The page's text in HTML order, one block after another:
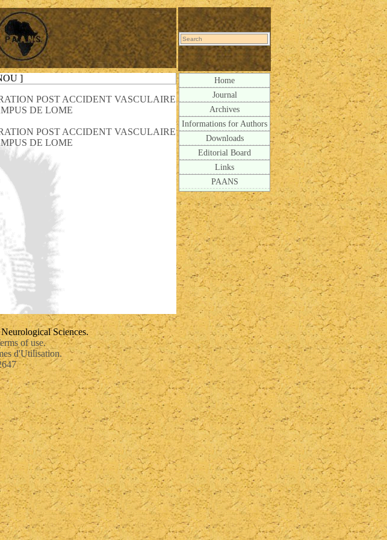
]
POST ACCIDENT VASCULAIRE
DE LOME
POST ACCIDENT VASCULAIRE
DE LOME
Home
Journal
Archives
Informations for Authors
Downloads
Editorial Board
Links
PAANS
Sciences.
of use.
d'Utilisation.